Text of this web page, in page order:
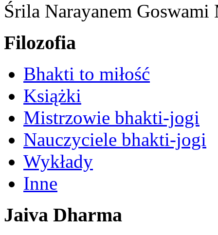
Śrila Narayanem Goswami
Filozofia
Bhakti to miłość
Książki
Mistrzowie bhakti-jogi
Nauczyciele bhakti-jogi
Wykłady
Inne
Jaiva Dharma